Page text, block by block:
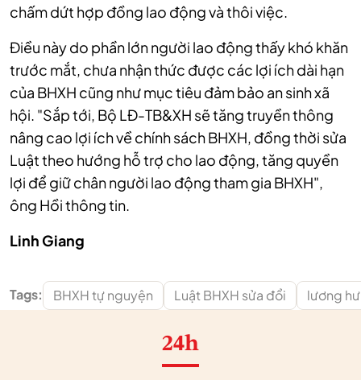
chấm dứt hợp đồng lao động và thôi việc.
Điều này do phần lớn người lao động thấy khó khăn
trước mắt, chưa nhận thức được các lợi ích dài hạn
của BHXH cũng như mục tiêu đảm bảo an sinh xã
hội. "Sắp tới, Bộ LĐ-TB&XH sẽ tăng truyền thông
nâng cao lợi ích về chính sách BHXH, đồng thời sửa
Luật theo hướng hỗ trợ cho lao động, tăng quyền
lợi để giữ chân người lao động tham gia BHXH",
ông Hồi thông tin.
Linh Giang
Tags: BHXH tự nguyện Luật BHXH sửa đổi lương
24h